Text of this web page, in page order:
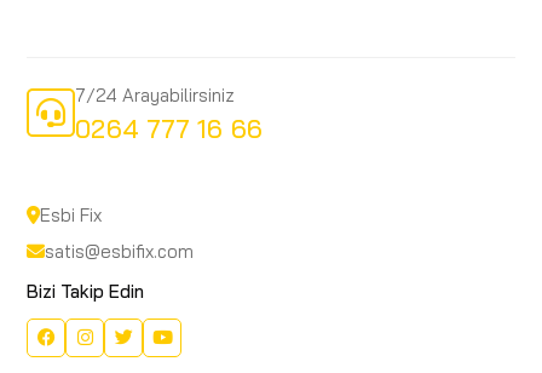
7/24 Arayabilirsiniz
0264 777 16 66
Esbi Fix
satis@esbifix.com
Bizi Takip Edin